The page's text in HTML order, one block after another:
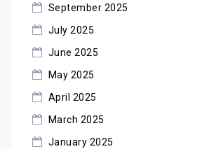
September 2025
July 2025
June 2025
May 2025
April 2025
March 2025
January 2025